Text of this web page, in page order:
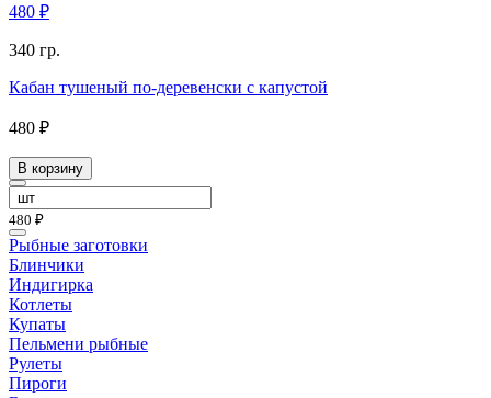
480 ₽
340 гр.
Кабан тушеный по-деревенски с капустой
480 ₽
В корзину
480 ₽
Рыбные заготовки
Блинчики
Индигирка
Котлеты
Купаты
Пельмени рыбные
Рулеты
Пироги